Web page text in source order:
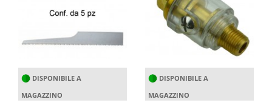
DISPONIBILE A
MAGAZZINO
DISPONIBILE A
MAGAZZINO